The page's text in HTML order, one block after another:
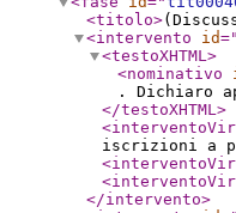
<titolo>
<intervento
id="
<testoXHTML>
<nominativo
. Dichiaro
</testoXHTML>
iscrizioni a
</intervento>